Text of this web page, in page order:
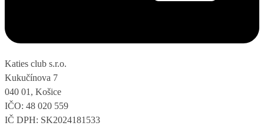
Katies club s.r.o.
Kukučínova 7
040 01, Košice
IČO: 48 020 559
IČ DPH: SK2024181533